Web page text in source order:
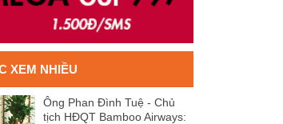
XEM NHIỀU
Ông Phan Đình Tuệ - Chủ
tịch HĐQT Bamboo Airways: